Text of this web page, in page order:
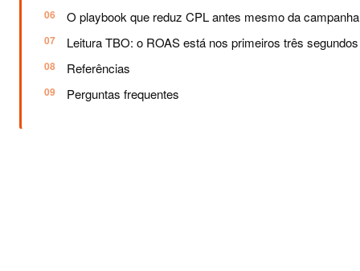
O playbook que reduz CPL antes mesmo da
Leitura TBO: o ROAS está nos primeiros três segundos
Referências
Perguntas frequentes